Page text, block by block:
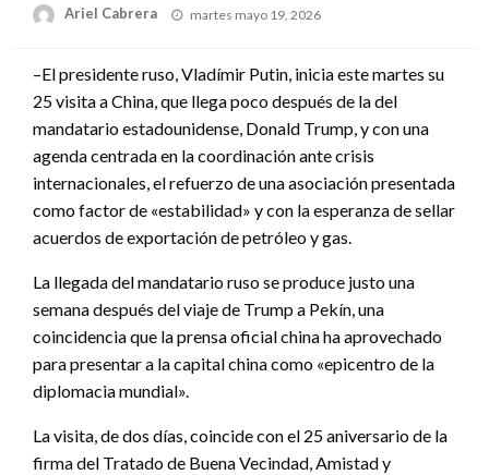
Ariel Cabrera
Publicado
martes mayo 19, 2026
–El presidente ruso, Vladímir Putin, inicia este martes su
25 visita a China, que llega poco después de la del
mandatario estadounidense, Donald Trump, y con una
agenda centrada en la coordinación ante crisis
internacionales, el refuerzo de una asociación presentada
como factor de «estabilidad» y con la esperanza de sellar
acuerdos de exportación de petróleo y gas.
La llegada del mandatario ruso se produce justo una
semana después del viaje de Trump a Pekín, una
coincidencia que la prensa oficial china ha aprovechado
para presentar a la capital china como «epicentro de la
diplomacia mundial».
La visita, de dos días, coincide con el 25 aniversario de la
firma del Tratado de Buena Vecindad, Amistad y